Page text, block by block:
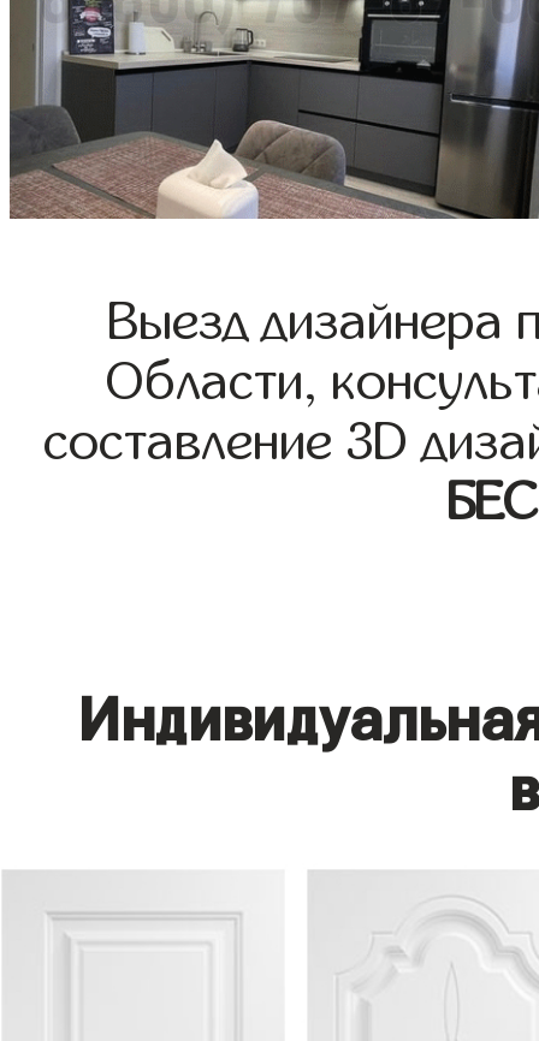
Выезд дизайнера
Области,
составление 3D